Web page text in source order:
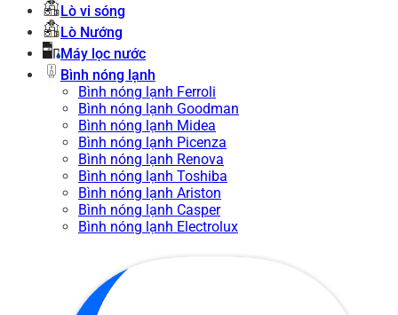
Lò vi sóng
Lò Nướng
Máy lọc nước
Bình nóng lạnh
Bình nóng lạnh Ferroli
Bình nóng lạnh Goodman
Bình nóng lạnh Midea
Bình nóng lạnh Picenza
Bình nóng lạnh Renova
Bình nóng lạnh Toshiba
Bình nóng lạnh Ariston
Bình nóng lạnh Casper
Bình nóng lạnh Electrolux